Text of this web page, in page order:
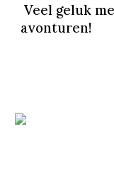
Veel geluk
avonturen!